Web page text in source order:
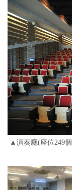
▲演奏廳(座位249